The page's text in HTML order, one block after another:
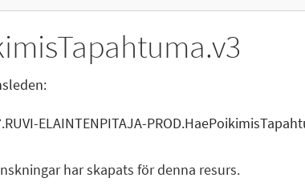
ELAINTENPITAJA-
har skapats för denna resurs.